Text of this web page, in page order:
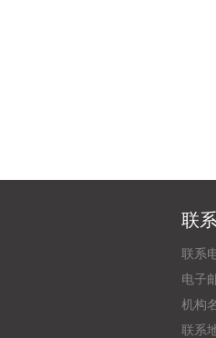
联
联系
电子
机构
联系